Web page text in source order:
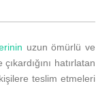
uzun ömürlü ve
hatırlatan
teslim etmeleri